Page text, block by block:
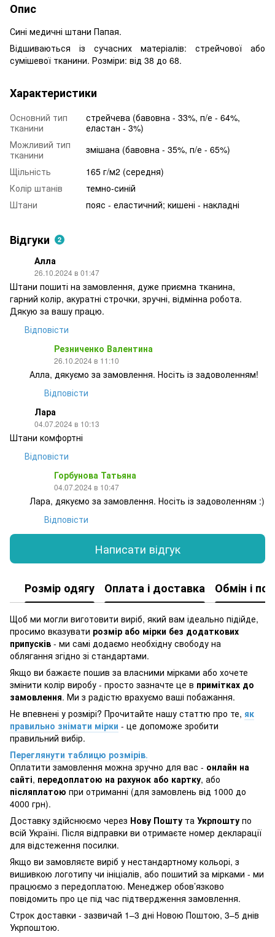
Опис
Сині медичні штани Папая.
Відшиваються із сучасних матеріалів: стрейчової або
сумішевої тканини. Розміри: від 38 до 68.
Характеристики
Основний тип
тканини
стрейчева (бавовна - 33%, п/е - 64%,
еластан - 3%)
Можливий тип
тканини
змішана (бавовна - 35%, п/е - 65%)
Щільність
165 г/м2 (середня)
Колір штанів
темно-синій
Штани
пояс - еластичний; кишені - накладні
Відгуки 2
Алла
26.10.2024 в 01:47
Штани пошиті на замовлення, дуже приємна тканина,
гарний колір, акуратні строчки, зручні, відмінна робота.
Дякую за вашу працю.
Відповісти
Резниченко Валентина
26.10.2024 в 11:10
Алла, дякуємо за замовлення. Носіть із задоволенням!
Відповісти
Лара
04.07.2024 в 10:13
Штани комфортні
Відповісти
Горбунова Татьяна
04.07.2024 в 10:47
Лара, дякуємо за замовлення. Носіть із задоволенням :)
Відповісти
Написати відгук
Розмір одягу Оплата і доставка Обмін і
Щоб ми могли виготовити виріб, який вам ідеально підійде,
просимо вказувати розмір або мірки без додаткових
припусків - ми самі додаємо необхідну свободу на
облягання згідно зі стандартами.
Якщо ви бажаєте пошив за власними мірками або хочете
змінити колір виробу - просто зазначте це в примітках до
замовлення. Ми з радістю врахуємо ваші побажання.
Не впевнені у розмірі? Прочитайте нашу статтю про те, як
правильно знімати мірки - це допоможе зробити
правильний вибір.
Переглянути таблицю розмірів.
Оплатити замовлення можна зручно для вас - онлайн на
сайті, передоплатою на рахунок або картку, або
післяплатою при отриманні (для замовлень від 1000 до
4000 грн).
Доставку здійснюємо через Нову Пошту та Укрпошту по
всій Україні. Після відправки ви отримаєте номер декларації
для відстеження посилки.
Якщо ви замовляєте виріб у нестандартному кольорі, з
вишивкою логотипу чи ініціалів, або пошитий за мірками - ми
працюємо з передоплатою. Менеджер обов’язково
повідомить про це під час підтвердження замовлення.
Строк доставки - зазвичай 1–3 дні Новою Поштою, 3–5 днів
Укрпоштою.